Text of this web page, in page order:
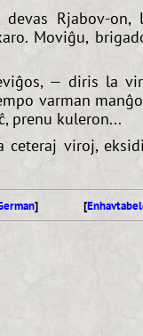
Rjabov-on,
Moviĝu,
— diris la
varman
prenu kuleron...
viroj,
] [